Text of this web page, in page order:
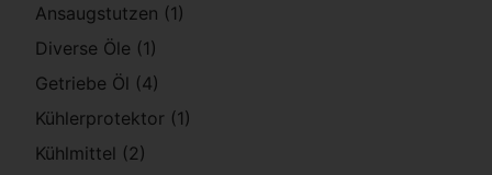
Ansaugstutzen (1)
Diverse Öle (1)
Getriebe Öl (4)
Kühlerprotektor (1)
Kühlmittel (2)